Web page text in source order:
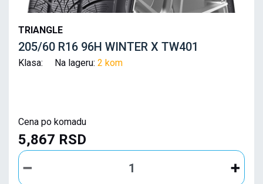
TRIANGLE
205/60 R16 96H WINTER X TW401
Klasa: Na lageru: 2 kom
Cena po komadu
5,867 RSD